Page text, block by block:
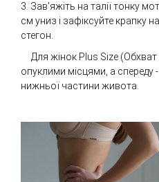
3. Зав'яжіть на талії тонку
см униз і зафіксуйте крапку
стегон.
Для жінок Plus Size
опуклими місцями, а спереду
нижньої частини живота.